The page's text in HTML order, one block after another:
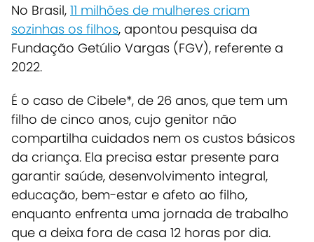
No Brasil, 11 milhões de mulheres criam
sozinhas os filhos, apontou pesquisa da
Fundação Getúlio Vargas (FGV), referente a
2022.
É o caso de Cibele*, de 26 anos, que tem um
filho de cinco anos, cujo genitor não
compartilha cuidados nem os custos básicos
da criança. Ela precisa estar presente para
garantir saúde, desenvolvimento integral,
educação, bem-estar e afeto ao filho,
enquanto enfrenta uma jornada de trabalho
que a deixa fora de casa 12 horas por dia.